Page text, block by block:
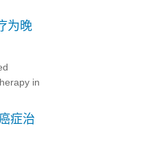
为晚
in
症治